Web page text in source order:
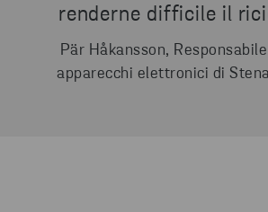
renderne difficile il
Pär Håkansson,
apparecchi elettronici di